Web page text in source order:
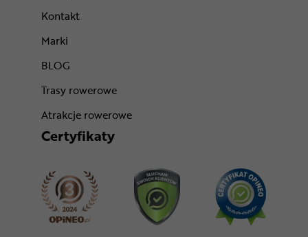
Kontakt
Marki
BLOG
Trasy rowerowe
Atrakcje rowerowe
Certyfikaty